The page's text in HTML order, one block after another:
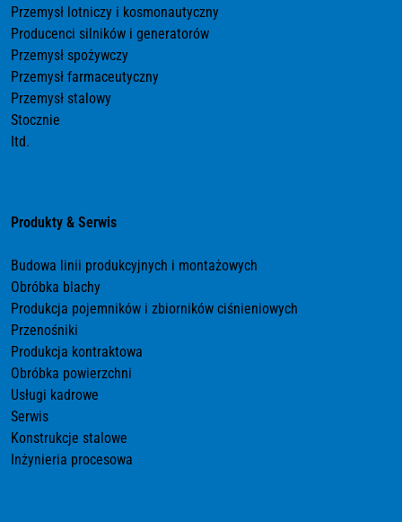
Przemysł lotniczy i kosmonautyczny
Producenci silników i generatorów
Przemysł spożywczy
Przemysł farmaceutyczny
Przemysł stalowy
Stocznie
Itd.
Produkty & Serwis
Budowa linii produkcyjnych i montażowych
Obróbka blachy
Produkcja pojemników i zbiorników ciśnieniowych
Przenośniki
Produkcja kontraktowa
Obróbka powierzchni
Usługi kadrowe
Serwis
Konstrukcje stalowe
Inżynieria procesowa